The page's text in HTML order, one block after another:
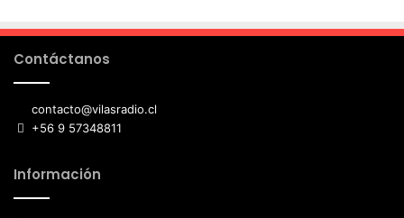
Contáctanos
contacto@vilasradio.cl
+56 9 57348811
Información